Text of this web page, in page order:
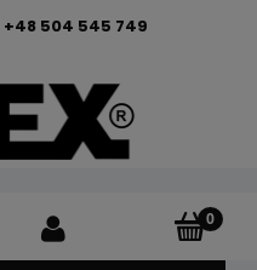
+48 504 545 749